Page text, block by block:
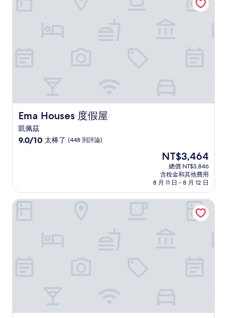
Ema Houses 度假屋
Ema Houses 度假屋
凱佩茲
9.0
太
棒
9.0/10 太棒了 (448 則評論)
現
價
格
為
NT$3,464
NT$3,464
總價 NT$3,846
含稅金和其他費用
8 月 11 日 - 8 月 12 日
Isnova 飯店